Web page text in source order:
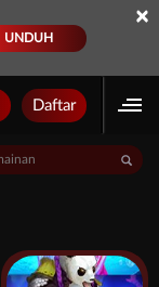
UNDUH
×
Daftar